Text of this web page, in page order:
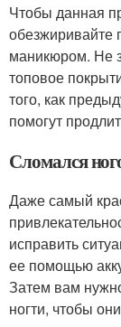
Чтобы данная
обезжиривайте
маникюром. Не
топовое
того, как
помогут
Сломался
Даже самый
исправить
ее помощью
Затем вам
ногти, чтобы